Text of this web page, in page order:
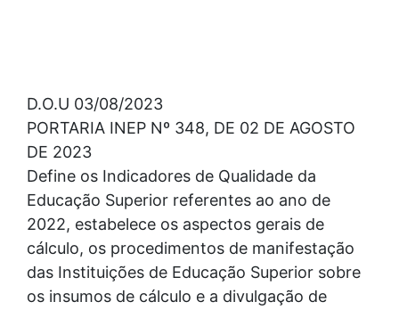
D.O.U 03/08/2023
PORTARIA INEP Nº 348, DE 02 DE AGOSTO
DE 2023
Define os Indicadores de Qualidade da
Educação Superior referentes ao ano de
2022, estabelece os aspectos gerais de
cálculo, os procedimentos de manifestação
das Instituições de Educação Superior sobre
os insumos de cálculo e a divulgação de